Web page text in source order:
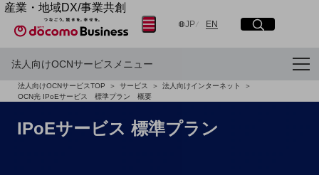
産業・地域DX/事業共創
OPEN HUB for Plural Futures
「社会可能性」を探究・実装する事業共創エコシステムです。
イベント/ウェビナー
記事コンテンツ
JP日本語
EN Englishサイト内検索
開く
メニュー
開く
フリーワードを入力して探す
法人向けOCNサービスメニュー
法人向けOCNサービスTOP サービス
法人向けインターネット
OCN光 IPoEサービス 標準プラン 概要
IPoEサービス 標準プラン